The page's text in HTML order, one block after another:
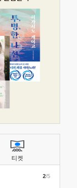
2/5
티켓